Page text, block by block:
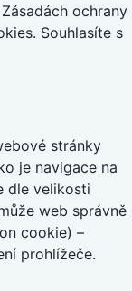
ochrany
Souhlasíte s
stránky
je navigace na
dle velikosti
web správně
cookie) –
prohlížeče.